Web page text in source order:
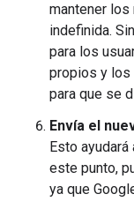
mantener los
indefinida.
para los
propios y los
para que se
Envía el
Esto ayudará
este punto,
ya que